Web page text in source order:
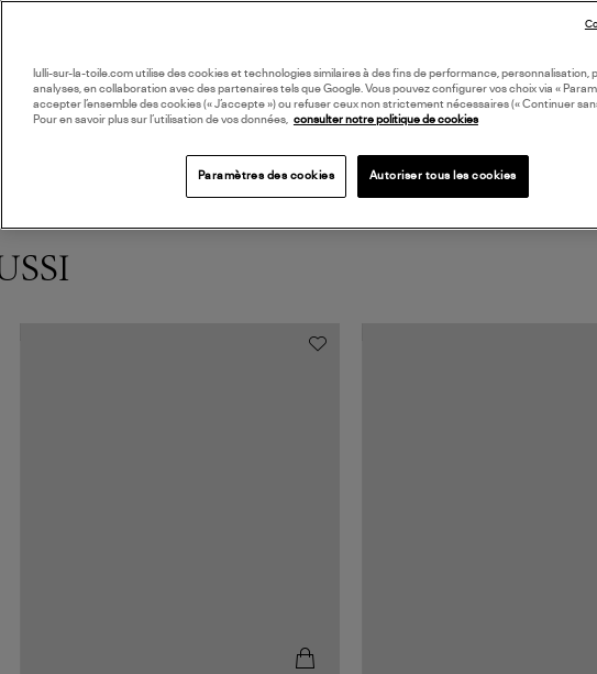
lulli-sur-la-toile.com utilise des cookies et technologies similaires à des fins de performance, personnalisation,
analyses, en collaboration avec des partenaires tels que Google. Vous pouvez configurer vos choix via «
accepter l’ensemble des cookies (« J’accepte ») ou refuser ceux non strictement nécessaires (« Continuer
Pour en savoir plus sur l’utilisation de vos données, consulter notre politique de cookies
Paramètres des cookies Autoriser tous les cookies